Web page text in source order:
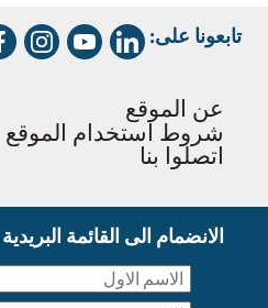
تابعونا على:
عن الموقع
شروط استخدام الموقع
اتصلوا بنا
الانضمام الى القائمة البريدية